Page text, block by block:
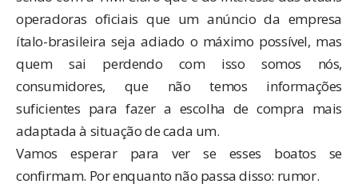
operadoras oficiais que um anúncio da empresa
ítalo-brasileira seja adiado o máximo possível, mas
quem sai perdendo com isso somos nós,
consumidores, que não temos informações
suficientes para fazer a escolha de compra mais
adaptada à situação de cada um.
Vamos esperar para ver se esses boatos se
confirmam. Por enquanto não passa disso: rumor.